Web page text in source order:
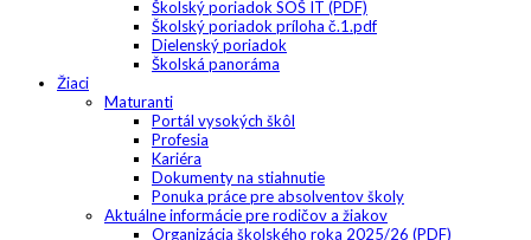
Školský poriadok SOŠ IT (PDF)
Školský poriadok príloha č.1.pdf
Dielenský poriadok
Školská panoráma
Žiaci
Maturanti
Portál vysokých škôl
Profesia
Kariéra
Dokumenty na stiahnutie
Ponuka práce pre absolventov školy
Aktuálne informácie pre rodičov a žiakov
Organizácia školského roka 2025/26 (PDF)